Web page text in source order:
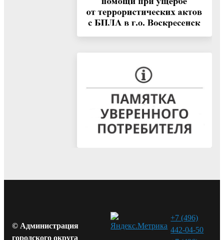
© Администрация
городского округа
+7 (496)
442-04-50